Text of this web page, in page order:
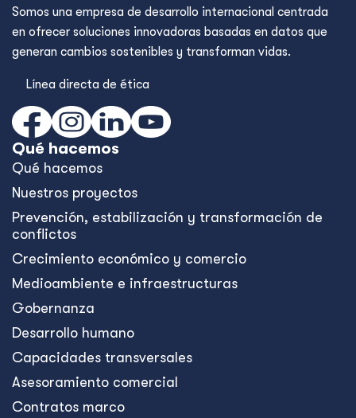
Somos una empresa de desarrollo internacional centrada
en ofrecer soluciones innovadoras basadas en datos que
generan cambios sostenibles y transforman vidas.
Línea directa de ética
Qué hacemos
Qué hacemos
Nuestros proyectos
Prevención, estabilización y transformación de
conflictos
Crecimiento económico y comercio
Medioambiente e infraestructuras
Gobernanza
Desarrollo humano
Capacidades transversales
Asesoramiento comercial
Contratos marco